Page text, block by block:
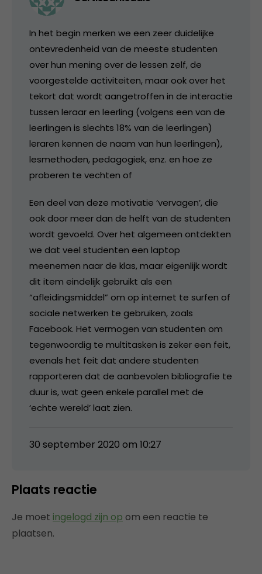
In het begin merken we een zeer duidelijke
ontevredenheid van de meeste studenten
over hun mening over de lessen zelf, de
voorgestelde activiteiten, maar ook over het
tekort dat wordt aangetroffen in de interactie
tussen leraar en leerling (volgens een van de
leerlingen is slechts 18% van de leerlingen)
leraren kennen de naam van hun leerlingen),
lesmethoden, pedagogiek, enz. en hoe ze
proberen te vechten of
Een deel van deze motivatie ‘vervagen’, die
ook door meer dan de helft van de studenten
wordt gevoeld. Over het algemeen ontdekten
we dat veel studenten een laptop
meenemen naar de klas, maar eigenlijk wordt
dit item eindelijk gebruikt als een
“afleidingsmiddel” om op internet te surfen of
sociale netwerken te gebruiken, zoals
Facebook. Het vermogen van studenten om
tegenwoordig te multitasken is zeker een feit,
evenals het feit dat andere studenten
rapporteren dat de aanbevolen bibliografie te
duur is, wat geen enkele parallel met de
‘echte wereld’ laat zien.
30 september 2020 om 10:27
Plaats reactie
Je moet ingelogd zijn op om een reactie te
plaatsen.